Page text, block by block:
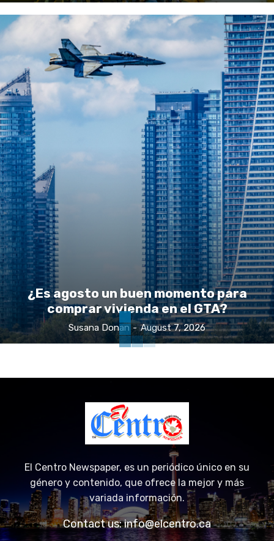
¿Es agosto un buen momento para
comprar vivienda en el GTA?
Susana Donan - August 7, 2026
El Centro Newspaper, es un periódico único en su
género y contenido, que ofrece la mejor y más
variada información.
Contact us:info@elcentro.ca